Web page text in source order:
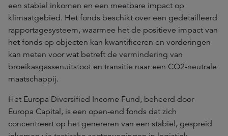
een stabiel inkomen en een meetbare impact op
klimaatgebied. Het fonds beschikt over een gedetailleerd
rapportagesysteem, waarmee het de positieve impact van
het fonds op objecten kan kwantificeren en vorderingen
kan meten voor wat betreft de vermindering van
broeikasgassenuitstoot en transitie naar een CO2-neutrale
maatschappij.
Het Europa Diversified Income Fund, beheerd door
Europa Capital, is een open-end fonds dat zich
concentreert op het genereren van een stabiel, gespreid